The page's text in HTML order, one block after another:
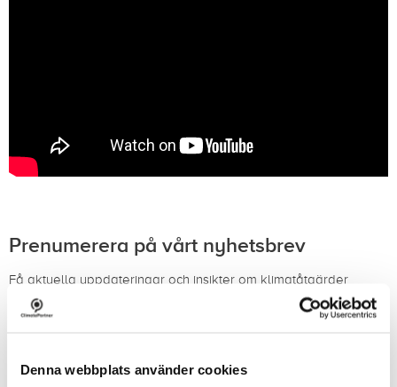
Denna webbplats använder cookies
Prenumerera på vårt nyhetsbrev
Få aktuella uppdateringar och insikter om klimatåtgärder
levererade direkt till din inkorg.